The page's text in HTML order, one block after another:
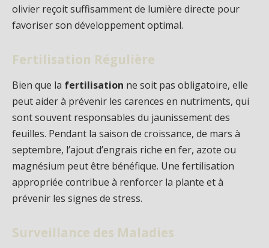
olivier reçoit suffisamment de lumière directe pour
favoriser son développement optimal.
Fertilisation Régulière
Bien que la fertilisation ne soit pas obligatoire, elle
peut aider à prévenir les carences en nutriments, qui
sont souvent responsables du jaunissement des
feuilles. Pendant la saison de croissance, de mars à
septembre, l’ajout d’engrais riche en fer, azote ou
magnésium peut être bénéfique. Une fertilisation
appropriée contribue à renforcer la plante et à
prévenir les signes de stress.
Surveillance des Maladies